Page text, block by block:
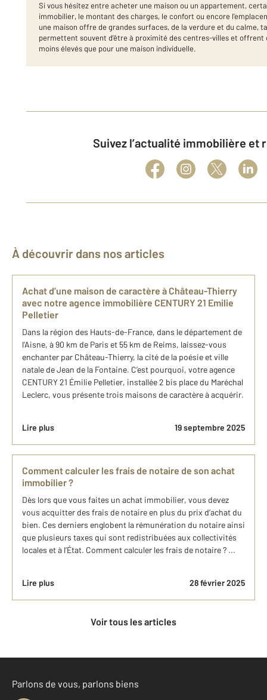
Si vous hésitez entre acheter une maison ou un appartement,
immobilier, le montant des charges, le confort ou encore
une maison offre de grandes surfaces, de la verdure et du calme,
permettent souvent d’être à proximité des centres-villes et
moins élevés que pour une maison individuelle.
Suivez l’actualité immobilière
À découvrir dans nos articles
Achat d’une maison de caractère à Château-Thierry
avec notre agence immobilière CENTURY 21 Emilie
Pelletier
Dans la région des Hauts-de-France, dans le département de
l’Aisne, à 90 km de Paris et 55 km de Reims, laissez-vous
enchanter par Château-Thierry, la cité de la poésie et ville
natale de Jean de la Fontaine. C’est pourquoi, votre agence
CENTURY 21 Émilie Pelletier, installée 2 bis place du Maréchal
Leclerc, vous présente trois maisons de caractère à acquérir.
Lire plus 19 septembre 2025
Comment calculer les frais de notaire de son achat
immobilier ?
Dès lors que vous faites un achat immobilier, vous devez
vous acquitter des frais de notaire en plus du prix d’achat du
bien. Ces derniers englobent la rémunération du notaire ainsi
que plusieurs taxes qui sont redistribuées aux collectivités
locales et à l’État. Comment calculer les frais de notaire ? ...
Lire plus 28 février 2025
Voir tous les articles
Parlons de vous, parlons biens